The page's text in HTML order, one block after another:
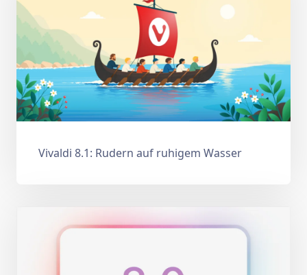
Vivaldi 8.1: Rudern auf ruhigem Wasser